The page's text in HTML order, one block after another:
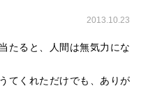
2013.10.23
たると、人間は無気力にな
てくれただけでも、ありが